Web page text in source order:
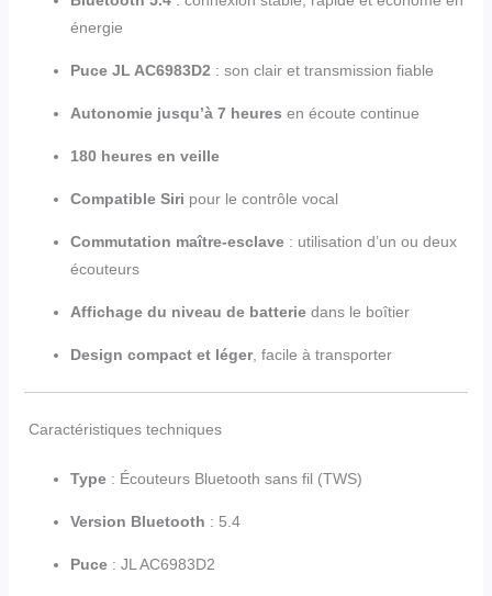
énergie
Puce JL AC6983D2 : son clair et transmission fiable
Autonomie jusqu’à 7 heures en écoute continue
180 heures en veille
Compatible Siri pour le contrôle vocal
Commutation maître-esclave: utilisation d’un ou deux
écouteurs
Affichage du niveau de batteriedans le boîtier
Design compact et léger, facile à transporter
Caractéristiques techniques
Type: Écouteurs Bluetooth sans fil (TWS)
Version Bluetooth : 5.4
Puce: JL AC6983D2